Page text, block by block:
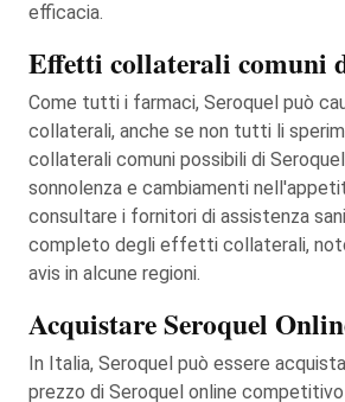
efficacia.
Effetti collaterali comuni
Come tutti i farmaci, Seroquel può
collaterali, anche se non tutti li
collaterali comuni possibili di
sonnolenza e cambiamenti
consultare i fornitori di assistenza
completo degli effetti collaterali,
avis in alcune regioni.
Acquistare Seroquel
In Italia, Seroquel può essere
prezzo di Seroquel online